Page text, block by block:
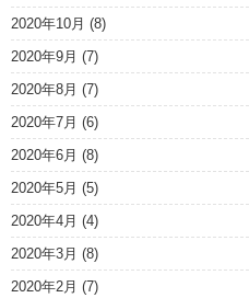
2020年10月 (8)
2020年9月 (7)
2020年8月 (7)
2020年7月 (6)
2020年6月 (8)
2020年5月 (5)
2020年4月 (4)
2020年3月 (8)
2020年2月 (7)